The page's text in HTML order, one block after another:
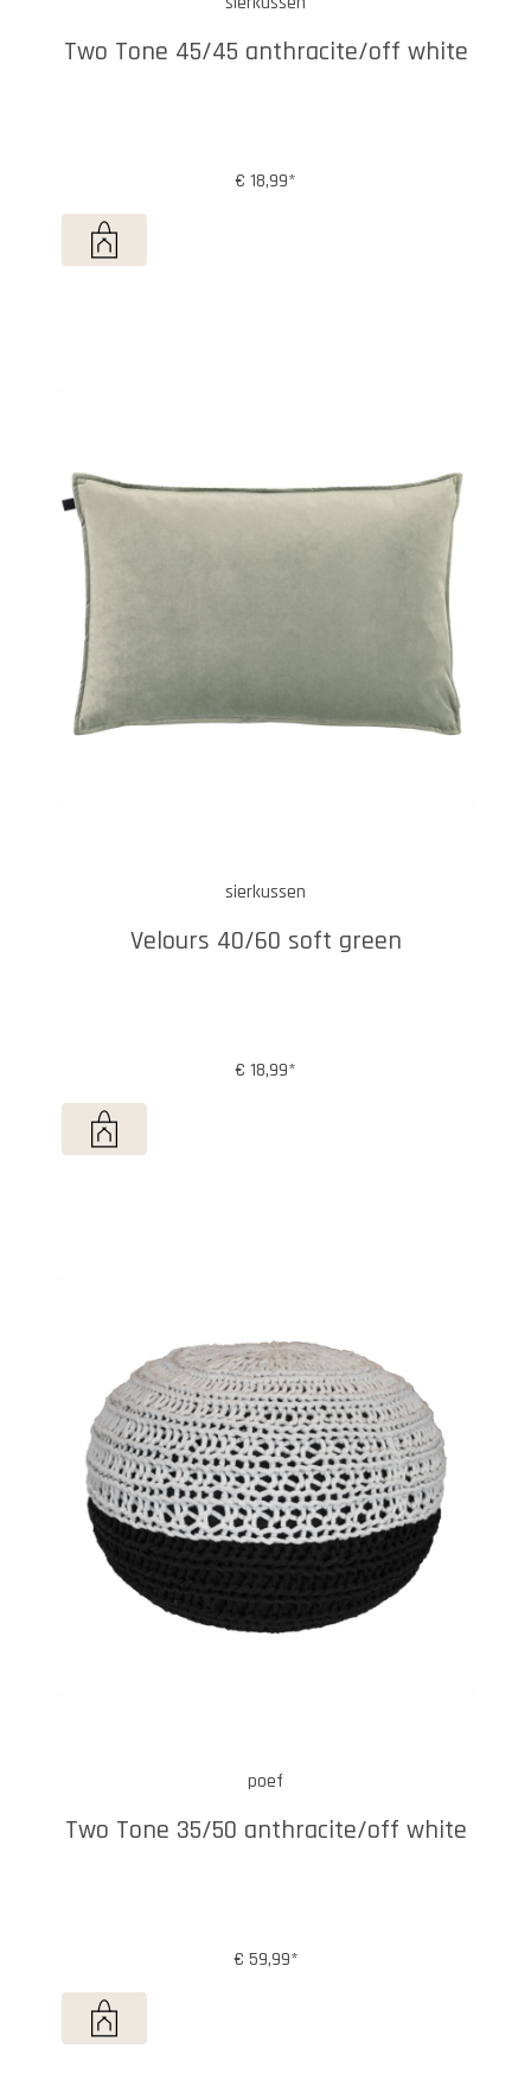
Two Tone 45/45 anthracite/off white
€ 18,99*
sierkussen
Velours 40/60 soft green
€ 18,99*
poef
Two Tone 35/50 anthracite/off white
€ 59,99*